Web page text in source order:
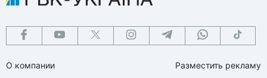
О компании
Разместить рекламу